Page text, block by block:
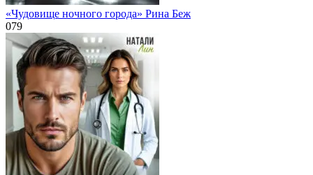
«Чудовище ночного города» Рина Беж
079